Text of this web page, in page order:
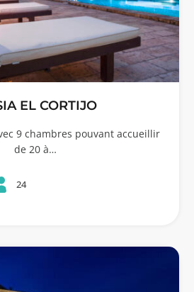
EL CORTIJO
9 chambres pouvant accueillir
de 20 à…
24